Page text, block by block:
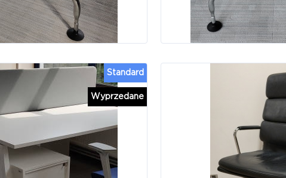
Wyprzedane
Standard